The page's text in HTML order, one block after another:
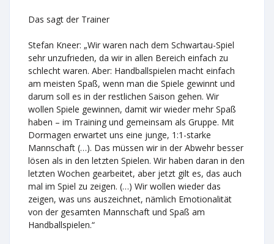
Das sagt der Trainer
Stefan Kneer: „Wir waren nach dem Schwartau-Spiel
sehr unzufrieden, da wir in allen Bereich einfach zu
schlecht waren. Aber: Handballspielen macht einfach
am meisten Spaß, wenn man die Spiele gewinnt und
darum soll es in der restlichen Saison gehen. Wir
wollen Spiele gewinnen, damit wir wieder mehr Spaß
haben – im Training und gemeinsam als Gruppe. Mit
Dormagen erwartet uns eine junge, 1:1-starke
Mannschaft (…). Das müssen wir in der Abwehr besser
lösen als in den letzten Spielen. Wir haben daran in den
letzten Wochen gearbeitet, aber jetzt gilt es, das auch
mal im Spiel zu zeigen. (…) Wir wollen wieder das
zeigen, was uns auszeichnet, nämlich Emotionalität
von der gesamten Mannschaft und Spaß am
Handballspielen.“